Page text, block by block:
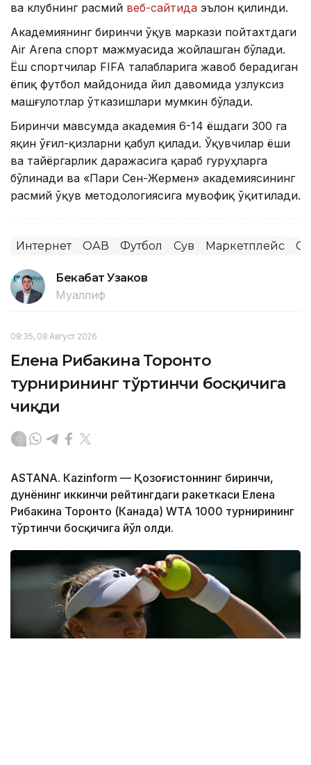
ва клубнинг расмий веб-сайтида эълон қилинди.
Академиянинг биринчи ўқув маркази пойтахтдаги
Air Arena спорт мажмуасида жойлашган бўлади.
Ёш спортчилар FIFA талабларига жавоб берадиган
ёпиқ футбол майдонида йил давомида узлуксиз
машғулотлар ўтказишлари мумкин бўлади.
Биринчи мавсумда академия 6-14 ёшдаги 300 га
яқин ўғил-қизларни қабул қилади. Ўқувчилар ёши
ва тайёргарлик даражасига қараб гуруҳларга
бўлинади ва «Пари Сен-Жермен» академиясининг
расмий ўқув методологиясига мувофиқ ўқитилади.
Интернет ОАВ Футбол Сув Маркетплейс
Бекабат Узаков
Муаллиф
08:35, 08 Август 2026
Елена Рибакина Торонто
турнирининг тўртинчи босқичига
чиқди
ASTANА. Кazinform — Қозоғистоннинг биринчи,
дунёнинг иккинчи рейтингдаги ракеткаси Елена
Рибакина Торонто (Канада) WТА 1000 турнирининг
тўртинчи босқичига йўл олди.